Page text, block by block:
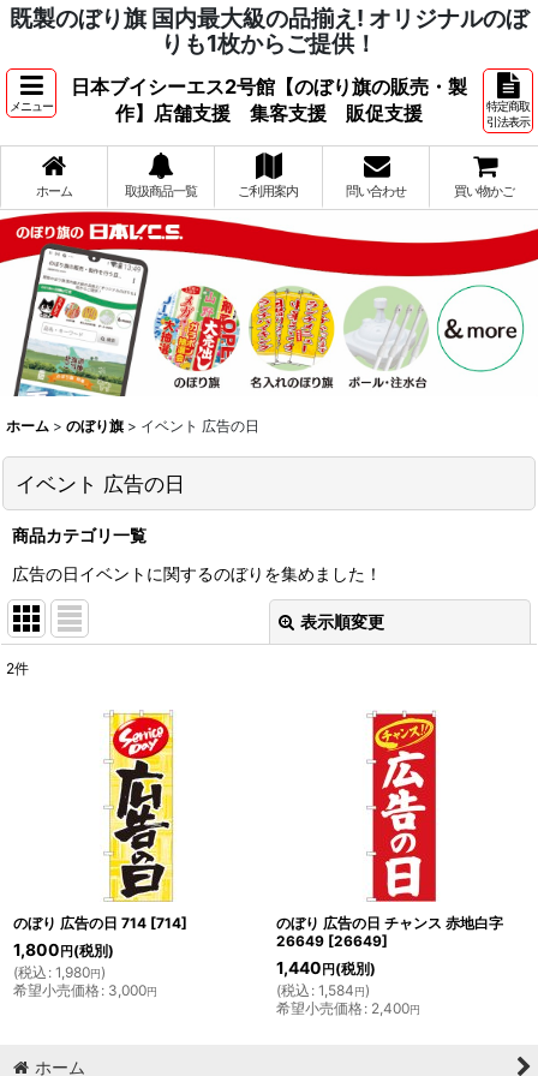
既製のぼり旗 国内最大級の品揃え! オリジナルのぼ
りも1枚からご提供！
メニュー
日本ブイシーエス2号館【のぼり旗の販売・製
作】店舗支援 集客支援 販促支援
特定商取
引法表示
ホーム 取扱商品一覧 ご利用案内 問い合わせ 買い物かご
ホーム > のぼり旗 > イベント 広告の日
イベント 広告の日
商品カテゴリ一覧
広告の日イベントに関するのぼりを集めました！
表示順変更
2件
のぼり 広告の日 714 [714]
1,800 円 (税別)
(税込 : 1,980円)
希望小売価格: 3,000円
のぼり 広告の日 チャンス 赤地白字
26649 [26649]
1,440 円 (税別)
(税込 : 1,584円)
希望小売価格: 2,400円
ホーム